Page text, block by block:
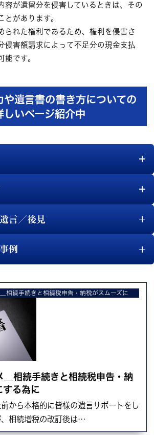
容が遺留分を侵害しているときは、その
とがあります。
られた権利であるため、権利を侵害さ
侵害額請求によって不足分の現金支払
能です。
や遺言書の書き方についての
しいページ紹介中
言／後見
例
相続手続きと相続税申告・納税がスムーズに
＿相続手続きと相続税申告・納
する為に
から本格的に皆様の遺言サポートをし
相続増税の改訂後は…